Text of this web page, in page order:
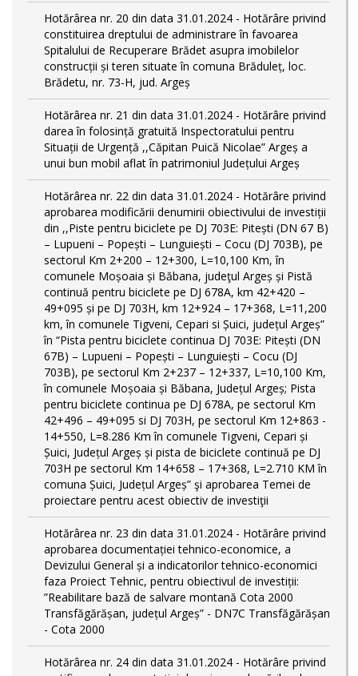
Hotărârea nr. 20 din data 31.01.2024 - Hotărâre privind
constituirea dreptului de administrare în favoarea
Spitalului de Recuperare Brădet asupra imobilelor
construcții și teren situate în comuna Brăduleț, loc.
Brădetu, nr. 73-H, jud. Argeș
Hotărârea nr. 21 din data 31.01.2024 - Hotărâre privind
darea în folosință gratuită Inspectoratului pentru
Situații de Urgență ,,Căpitan Puică Nicolae” Argeș a
unui bun mobil aflat în patrimoniul Județului Argeș
Hotărârea nr. 22 din data 31.01.2024 - Hotărâre privind
aprobarea modificării denumirii obiectivului de investiții
din ,,Piste pentru biciclete pe DJ 703E: Pitești (DN 67 B)
– Lupueni – Popești – Lunguiești – Cocu (DJ 703B), pe
sectorul Km 2+200 – 12+300, L=10,100 Km, în
comunele Moșoaia și Băbana, judeţul Argeș și Pistă
continuă pentru biciclete pe DJ 678A, km 42+420 –
49+095 și pe DJ 703H, km 12+924 – 17+368, L=11,200
km, în comunele Tigveni, Cepari si Șuici, județul Argeș”
în “Pista pentru biciclete continua DJ 703E: Pitești (DN
67B) – Lupueni – Popești – Lunguiești – Cocu (DJ
703B), pe sectorul Km 2+237 – 12+337, L=10,100 Km,
în comunele Moșoaia și Băbana, Județul Argeș; Pista
pentru biciclete continua pe DJ 678A, pe sectorul Km
42+496 – 49+095 si DJ 703H, pe sectorul Km 12+863 -
14+550, L=8.286 Km în comunele Tigveni, Cepari și
Șuici, Județul Argeș și pista de biciclete continuă pe DJ
703H pe sectorul Km 14+658 – 17+368, L=2.710 KM în
comuna Șuici, Județul Argeș” şi aprobarea Temei de
proiectare pentru acest obiectiv de investiţii
Hotărârea nr. 23 din data 31.01.2024 - Hotărâre privind
aprobarea documentației tehnico-economice, a
Devizului General și a indicatorilor tehnico-economici
faza Proiect Tehnic, pentru obiectivul de investiții:
”Reabilitare bază de salvare montană Cota 2000
Transfăgărășan, județul Argeș” - DN7C Transfăgărășan
- Cota 2000
Hotărârea nr. 24 din data 31.01.2024 - Hotărâre privind